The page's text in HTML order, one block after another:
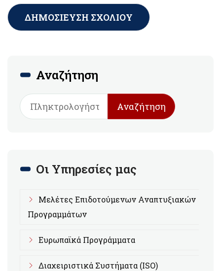
Αναζήτηση
Αναζήτηση
Οι Υπηρεσίες μας
Μελέτες Επιδοτούμενων Αναπτυξιακών
Προγραμμάτων
Ευρωπαϊκά Προγράμματα
Διαχειριστικά Συστήματα (ISO)